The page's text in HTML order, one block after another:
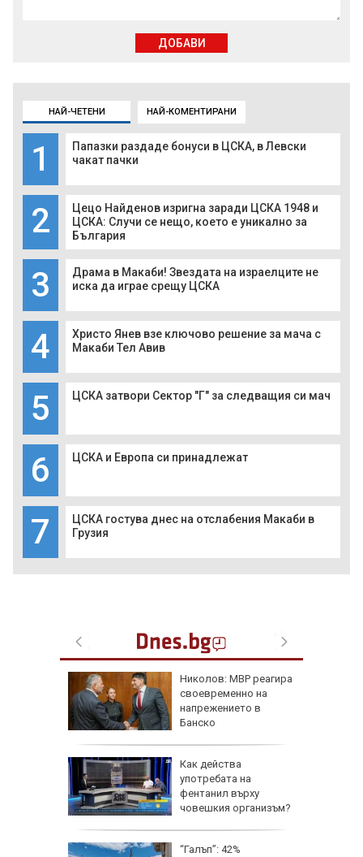
НАЙ-ЧЕТЕНИ НАЙ-КОМЕНТИРАНИ
1
Папазки раздаде бонуси в ЦСКА, в Левски
чакат пачки
2
Цецо Найденов изригна заради ЦСКА 1948 и
ЦСКА: Случи се нещо, което е уникално за
България
3
Драма в Макаби! Звездата на израелците не
иска да играе срещу ЦСКА
4
Христо Янев взе ключово решение за мача с
Макаби Тел Авив
5 ЦСКА затвори Сектор "Г" за следващия си мач
6 ЦСКА и Европа си принадлежат
7
ЦСКА гостува днес на отслабения Макаби в
Грузия
Николов: МВР реагира
своевременно на
напрежението в
Банско
Как действа
употребата на
фентанил върху
човешкия организъм?
“Галъп”: 42%
ДОБАВИ